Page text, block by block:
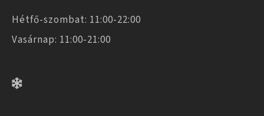
Hétfő-szombat: 11:00-22:00
Vasárnap: 11:00-21:00